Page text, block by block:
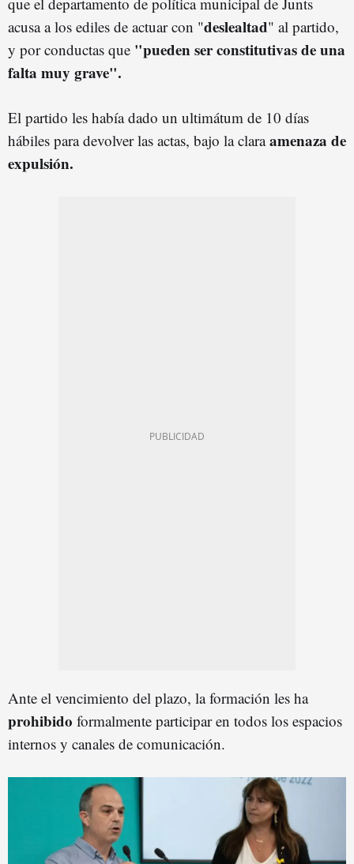
acusa a los ediles de actuar con "deslealtad" al partido,
y por conductas que "pueden ser constitutivas de una
falta muy grave".
El partido les había dado un ultimátum de 10 días
hábiles para devolver las actas, bajo la claraamenaza de
expulsión.
Ante el vencimiento del plazo, la formación les ha
prohibido formalmente participar en todos los espacios
internos y canales de comunicación.